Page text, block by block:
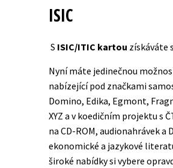
Digitální fotografie
Esoterika a duchovní svět
Historie a military
Hobby
Jazyky
Kalendáře
Kariéra a osobní rozvoj
ISIC
S ISIC/ITIC kartou získáváte
Nyní máte jedinečnou
nabízející pod značkami
Domino, Edika, Egmont,
XYZ a v koedičním projektu s
na CD-ROM, audionahrávek
ekonomické a jazykové
široké nabídky si vybere